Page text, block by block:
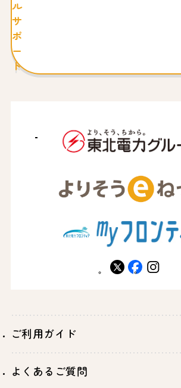
ル
サ
ポ
ー
ト
X facebookinstagram
ご利用ガイド
よくあるご質問